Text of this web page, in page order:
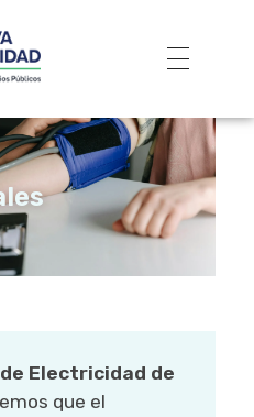
Electricidad de
que el